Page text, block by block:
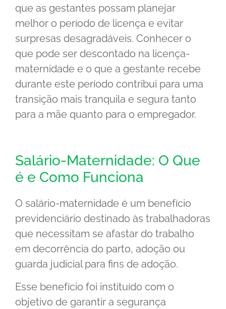
que as gestantes possam planejar
melhor o período de licença e evitar
surpresas desagradáveis. Conhecer o
que pode ser descontado na licença-
maternidade e o que a gestante recebe
durante este período contribui para uma
transição mais tranquila e segura tanto
para a mãe quanto para o empregador.
Salário-Maternidade: O Que
é e Como Funciona
O salário-maternidade é um benefício
previdenciário destinado às trabalhadoras
que necessitam se afastar do trabalho
em decorrência do parto, adoção ou
guarda judicial para fins de adoção.
Esse benefício foi instituído com o
objetivo de garantir a segurança